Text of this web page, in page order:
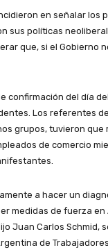
en señalar los
sus políticas
que, si el Gobierno
confirmación del día
Los referentes de
grupos, tuvieron que
de comercio
a hacer un
medidas de fuerza
Juan Carlos Schmid,
de